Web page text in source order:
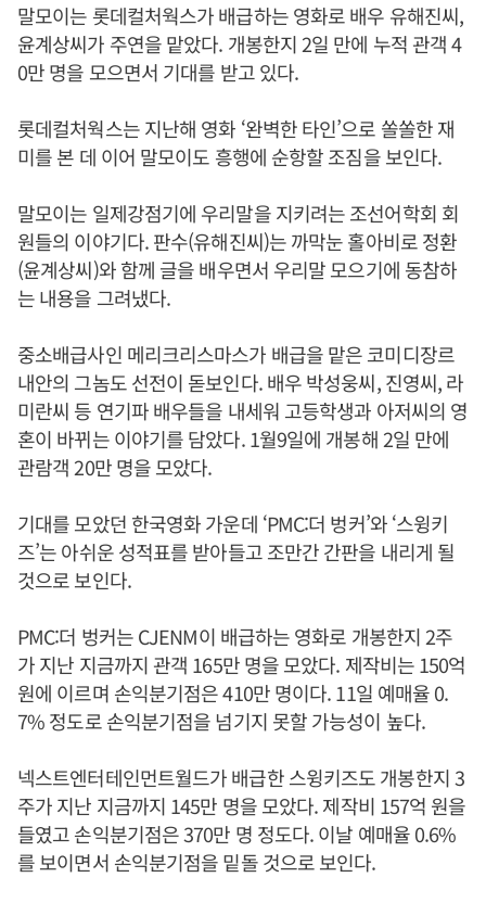
말모이는 롯데컬처웍스가 배급하는 영화로 배우 유해진씨,
윤계상씨가 주연을 맡았다. 개봉한지 2일 만에 누적 관객 4
0만 명을 모으면서 기대를 받고 있다.
롯데컬처웍스는 지난해 영화 ‘완벽한 타인’으로 쏠쏠한 재
미를 본 데 이어 말모이도 흥행에 순항할 조짐을 보인다.
말모이는 일제강점기에 우리말을 지키려는 조선어학회 회
원들의 이야기다. 판수(유해진씨)는 까막눈 홀아비로 정환
(윤계상씨)와 함께 글을 배우면서 우리말 모으기에 동참하
는 내용을 그려냈다.
중소배급사인 메리크리스마스가 배급을 맡은 코미디장르
내안의 그놈도 선전이 돋보인다. 배우 박성웅씨, 진영씨, 라
미란씨 등 연기파 배우들을 내세워 고등학생과 아저씨의 영
혼이 바뀌는 이야기를 담았다. 1월9일에 개봉해 2일 만에
관람객 20만 명을 모았다.
기대를 모았던 한국영화 가운데 ‘PMC:더 벙커’와 ‘스윙키
즈’는 아쉬운 성적표를 받아들고 조만간 간판을 내리게 될
것으로 보인다.
PMC:더 벙커는 CJENM이 배급하는 영화로 개봉한지 2주
가 지난 지금까지 관객 165만 명을 모았다. 제작비는 150억
원에 이르며 손익분기점은 410만 명이다. 11일 예매율 0.
7% 정도로 손익분기점을 넘기지 못할 가능성이 높다.
넥스트엔터테인먼트월드가 배급한 스윙키즈도 개봉한지 3
주가 지난 지금까지 145만 명을 모았다. 제작비 157억 원을
들였고 손익분기점은 370만 명 정도다. 이날 예매율 0.6%
를 보이면서 손익분기점을 밑돌 것으로 보인다.